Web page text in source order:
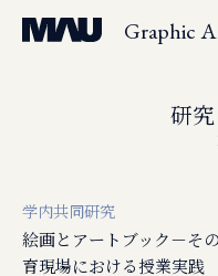
Graphic
研
学内共同研究
絵画とアートブック－そ
育現場における授業実践